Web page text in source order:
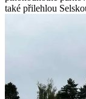
také přilehlou